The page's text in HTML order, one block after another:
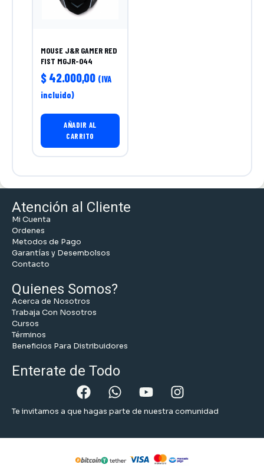
MOUSE J&R GAMER RED
FIST MGJR-044
$ 42.000,00 (IVA
incluido)
AÑADIR AL
CARRITO
Atención al Cliente
Mi Cuenta
Ordenes
Metodos de Pago
Garantías y Desembolsos
Contacto
Quienes Somos?
Acerca de Nosotros
Trabaja Con Nosotros
Cursos
Términos
Beneficios Para Distribuidores
Enterate de Todo
Te invitamos a que hagas parte de nuestra comunidad